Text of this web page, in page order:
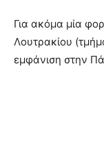
Για ακόμα μία
Λουτρακίου
εμφάνιση στην